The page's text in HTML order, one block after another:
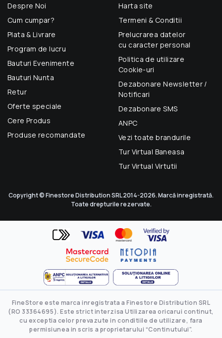
Despre Noi
Cum cumpar?
Plata & Livrare
Program de lucru
Bauturi Evenimente
Bauturi Nunta
Retur
Oferte speciale
Cere Produs
Produse recomandate
Harta site
Termeni & Conditii
Prelucrarea datelor
cu caracter personal
Politica de utilizare
Cookie-uri
Dezabonare Newsletter /
Notificari
Dezabonare SMS
ANPC
Vezi toate brandurile
Tur Virtual Baneasa
Tur Virtual Virtutii
Copyright © Finestore Distribution SRL 2014-2026. Marcă inregistrată.
Toate drepturile rezervate.
FineStore este marca inregistrata a Finestore Distribution SRL
(RO 33364695). Este strict interzisa Utilizarea oricarui continut,
cu exceptia celor prevazute in conditiile de utilizare, fara
permisiunea in scris a proprietarului “Continutului”.